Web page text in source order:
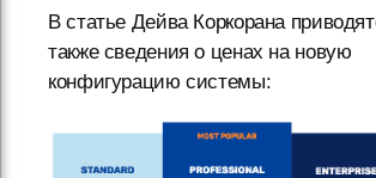
В статье Дейва Коркорана
также сведения о ценах на новую
конфигурацию системы: